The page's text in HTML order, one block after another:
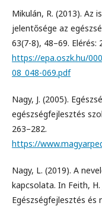
Mikulán, R. (2013). Az
jelentősége az
63(7-8), 48–69. Elérés:
https://epa.oszk.hu/
08_048-069.pdf
Nagy, J. (2005).
egészségfejlesztés
263–282.
https://
Nagy, L. (2019). A
kapcsolata. In Feith, H.
Egészségfejlesztés és